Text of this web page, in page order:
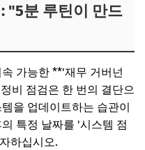
"5분 루틴이 만드
가능한 **'재무 거버넌
비 점검은 한 번의 결단으
을 업데이트하는 습관이
특정 날짜를 '시스템 점
하십시오.